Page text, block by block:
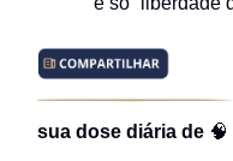
sua dose diária de 🧠